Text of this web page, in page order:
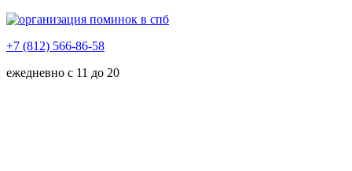
+7 (812) 566-86-58
ежедневно с 11 до 20